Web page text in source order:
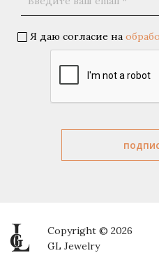
Я даю согласие на
Copyright © 2026
GL Jewelry